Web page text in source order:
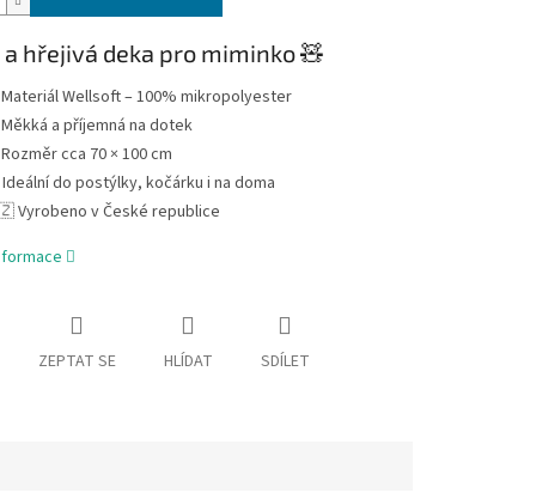
a hřejivá deka pro miminko 🧸
Wellsoft – 100% mikropolyester
a příjemná na dotek
cca 70 × 100 cm
do postýlky, kočárku i na doma
v České republice
ZEPTAT SE HLÍDAT SDÍLET